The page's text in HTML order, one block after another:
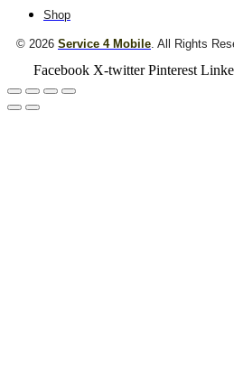
Shop
© 2026 Service 4 Mobile . All Rights
Facebook X-twitter Pinterest